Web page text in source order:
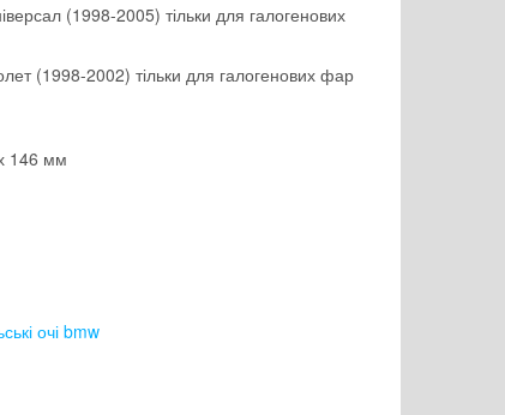
(1998-2005) тільки для галогенових
(1998-2002) тільки для галогенових фар
146 мм
очі bmw